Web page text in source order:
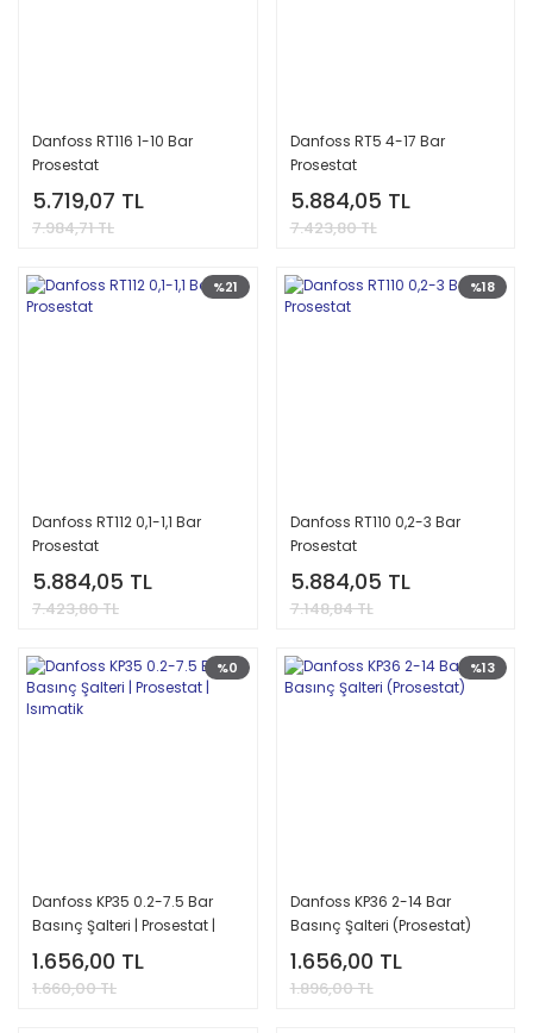
Danfoss RT116 1-10 Bar
Prosestat
5.719,07 TL
7.984,71 TL
Danfoss RT5 4-17 Bar
Prosestat
5.884,05 TL
7.423,80 TL
%21
Danfoss RT112 0,1-1,1 Bar
Prosestat
5.884,05 TL
7.423,80 TL
%18
Danfoss RT110 0,2-3 Bar
Prosestat
5.884,05 TL
7.148,84 TL
%0
Danfoss KP35 0.2-7.5 Bar
Basınç Şalteri | Prosestat |
Isımatik
1.656,00 TL
1.660,00 TL
%13
Danfoss KP36 2-14 Bar
Basınç Şalteri (Prosestat)
1.656,00 TL
1.896,00 TL